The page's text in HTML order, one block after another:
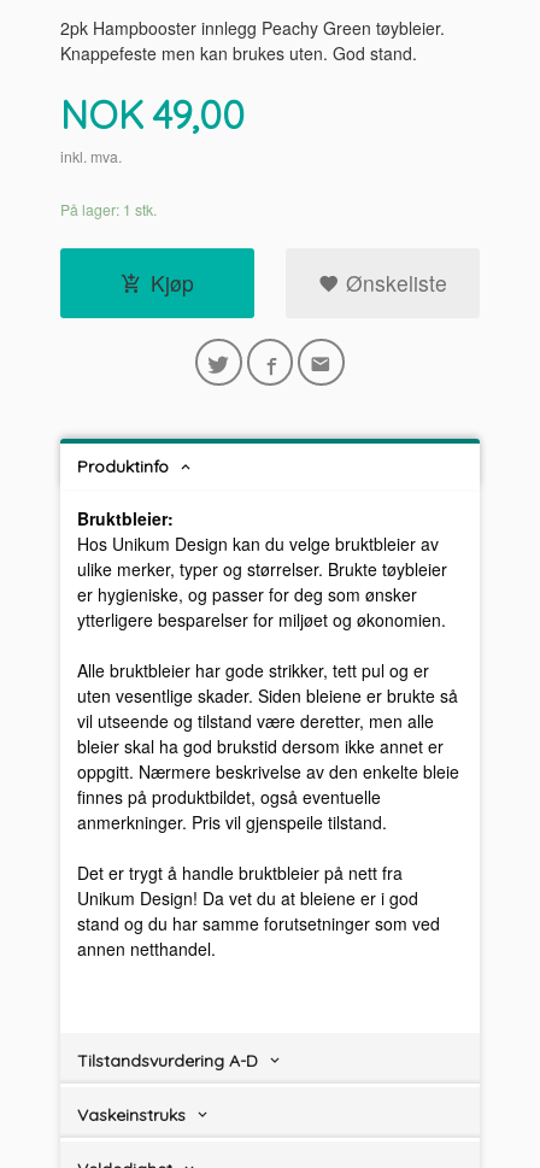
2pk Hampbooster innlegg Peachy Green tøybleier.
Knappefeste men kan brukes uten. God stand.
Pris
NOK49,00
inkl. mva.
På lager: 1 stk.
Kjøp Ønskeliste
Produktinfo
Bruktbleier:
Hos Unikum Design kan du velge bruktbleier av
ulike merker, typer og størrelser. Brukte tøybleier
er hygieniske, og passer for deg som ønsker
ytterligere besparelser for miljøet og økonomien.
Alle bruktbleier har gode strikker, tett pul og er
uten vesentlige skader. Siden bleiene er brukte så
vil utseende og tilstand være deretter, men alle
bleier skal ha god brukstid dersom ikke annet er
oppgitt. Nærmere beskrivelse av den enkelte bleie
finnes på produktbildet, også eventuelle
anmerkninger. Pris vil gjenspeile tilstand.
Det er trygt å handle bruktbleier på nett fra
Unikum Design! Da vet du at bleiene er i god
stand og du har samme forutsetninger som ved
annen netthandel.
Tilstandsvurdering A-D
Vaskeinstruks